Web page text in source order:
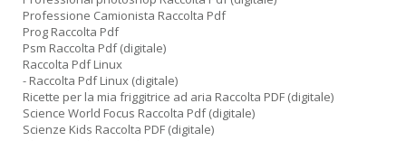
Professione Camionista Raccolta Pdf
Prog Raccolta Pdf
Psm Raccolta Pdf (digitale)
Raccolta Pdf Linux
- Raccolta Pdf Linux (digitale)
Ricette per la mia friggitrice ad aria Raccolta PDF (digitale)
Science World Focus Raccolta Pdf (digitale)
Scienze Kids Raccolta PDF (digitale)